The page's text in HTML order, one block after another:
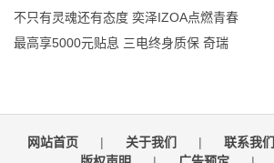
不只有灵魂还有态度 奕泽IZOA点燃青春
最高享5000元贴息 三电终身质保 奇瑞
网站首页 | 关于我们 | 联系我们